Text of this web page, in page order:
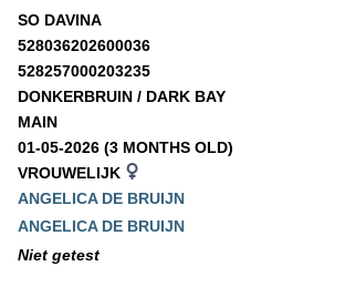
SO DAVINA
528036202600036
528257000203235
DONKERBRUIN / DARK BAY
MAIN
01-05-2026 (3 MONTHS OLD)
VROUWELIJK
ANGELICA DE BRUIJN
ANGELICA DE BRUIJN
Niet getest